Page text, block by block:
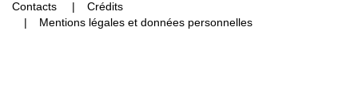
Contacts
Crédits
Mentions légales et données personnelles